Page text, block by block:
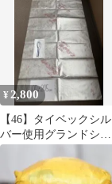
プ剥がれあり】
¥ 2,800
【46】タイベックシル
バー使用グランドシー
ト アライテントサイズ
130×210